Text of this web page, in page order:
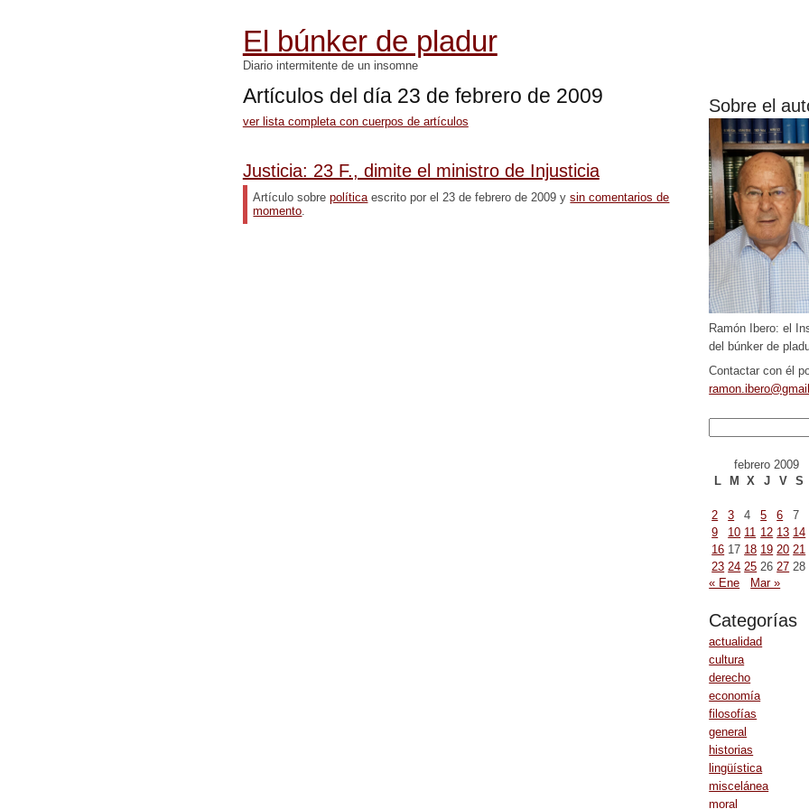
El búnker de pladur
Diario intermitente de un insomne
Sobre el
Ramón Ibero: el
del búnker de
Contactar con él
febrero 2009
L
M X J V S
2
3 4 5 6 7
9
10 11 12 13 14
16 17 18 19 20 21
23 24 25 26 27 28
« Ene
Mar »
Categorías
actualidad
cultura
derecho
economía
filosofías
general
historias
lingüística
miscelánea
moral
Artículos del día 23 de febrero de 2009
ver lista completa con cuerpos de artículos
Justicia: 23 F., dimite el ministro de Injusticia
Artículo sobrepolíticaescrito por el 23 de febrero de 2009 ysin comentarios de
momento.